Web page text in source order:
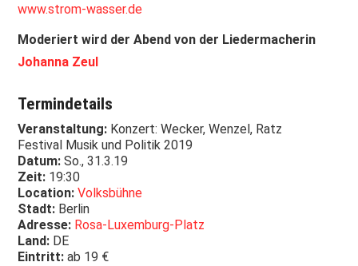
www.strom-wasser.de
Moderiert wird der Abend von der Liedermacherin
Johanna Zeul
Termindetails
Veranstaltung: Konzert: Wecker, Wenzel, Ratz
Festival Musik und Politik 2019
Datum: So., 31.3.19
Zeit: 19:30
Location: Volksbühne
Stadt: Berlin
Adresse: Rosa-Luxemburg-Platz
Land: DE
Eintritt: ab 19 €